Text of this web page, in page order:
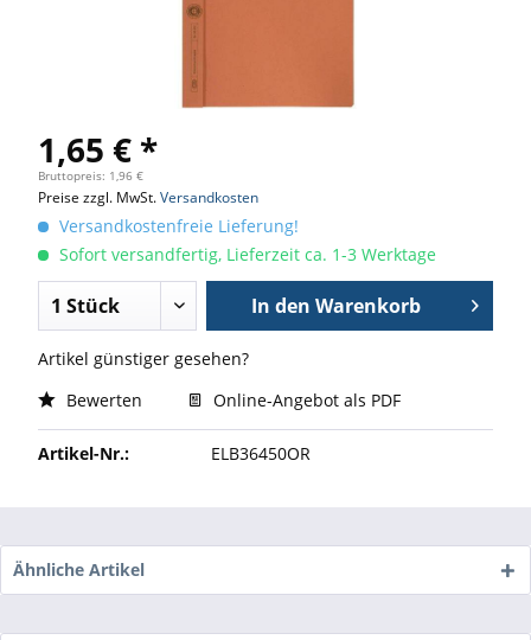
1,65 € *
Bruttopreis: 1,96 €
Preise zzgl. MwSt.Versandkosten
Versandkostenfreie Lieferung!
Sofort versandfertig, Lieferzeit ca. 1-3 Werktage
In den Warenkorb
Artikel günstiger gesehen?
Bewerten
Online-Angebot als PDF
Artikel-Nr.: ELB36450OR
Ähnliche Artikel